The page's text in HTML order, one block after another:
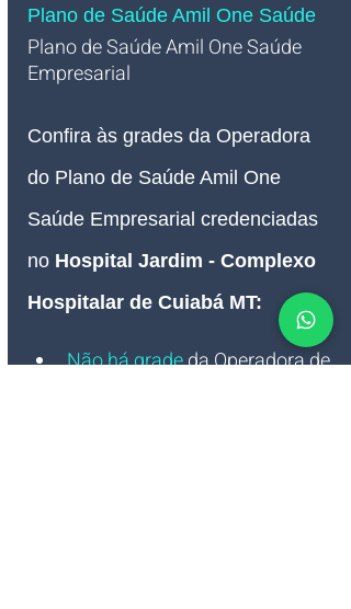
Plano de Saúde Amil One Saúde
Plano de Saúde Amil One Saúde
Empresarial
Confira às grades da Operadora
do Plano de Saúde Amil One
Saúde Empresarial credenciadas
no Hospital Jardim - Complexo
Hospitalar de Cuiabá MT:
Não há grade da Operadora de